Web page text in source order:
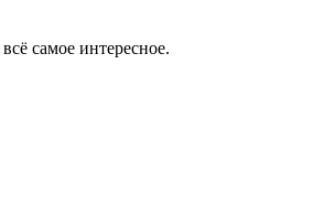
самое интересное.